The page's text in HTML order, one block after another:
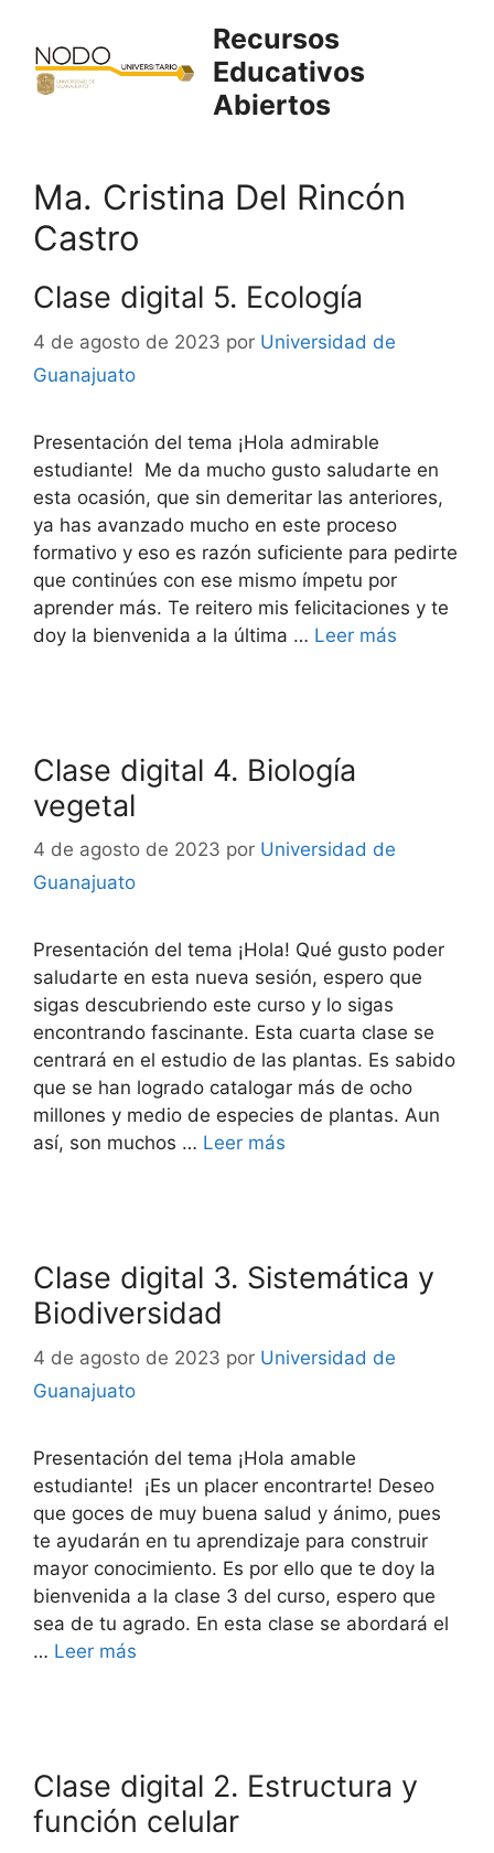
contenido
Recursos
Educativos
Abiertos
Ma. Cristina Del Rincón
Castro
Clase digital 5. Ecología
4 de agosto de 2023 por Universidad de
Guanajuato
Presentación del tema ¡Hola admirable
estudiante! Me da mucho gusto saludarte en
esta ocasión, que sin demeritar las anteriores,
ya has avanzado mucho en este proceso
formativo y eso es razón suficiente para pedirte
que continúes con ese mismo ímpetu por
aprender más. Te reitero mis felicitaciones y te
doy la bienvenida a la última … Leer más
Clase digital 4. Biología
vegetal
4 de agosto de 2023 por Universidad de
Guanajuato
Presentación del tema ¡Hola! Qué gusto poder
saludarte en esta nueva sesión, espero que
sigas descubriendo este curso y lo sigas
encontrando fascinante. Esta cuarta clase se
centrará en el estudio de las plantas. Es sabido
que se han logrado catalogar más de ocho
millones y medio de especies de plantas. Aun
así, son muchos … Leer más
Clase digital 3. Sistemática y
Biodiversidad
4 de agosto de 2023 por Universidad de
Guanajuato
Presentación del tema ¡Hola amable
estudiante! ¡Es un placer encontrarte! Deseo
que goces de muy buena salud y ánimo, pues
te ayudarán en tu aprendizaje para construir
mayor conocimiento. Es por ello que te doy la
bienvenida a la clase 3 del curso, espero que
sea de tu agrado. En esta clase se abordará el
… Leer más
Clase digital 2. Estructura y
función celular